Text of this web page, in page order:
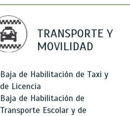
TRANSPORTE Y
MOVILIDAD
Baja de Habilitación de Taxi y
de Licencia
Baja de Habilitación de
Transporte Escolar y de